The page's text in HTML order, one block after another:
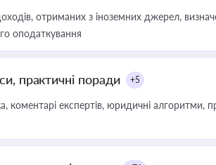
отриманих з іноземних джерел,
оподаткування
практичні поради +5
коментарі експертів, юридичні алгоритми,